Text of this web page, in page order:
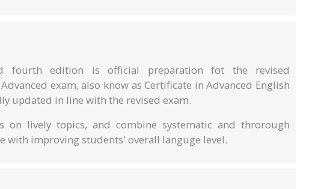
fourth edition is official preparation fot the revised
exam, also know as Certificate in Advanced English
updated in line with the revised exam.
on lively topics, and combine systematic and throrough
with improving students' overall languge level.